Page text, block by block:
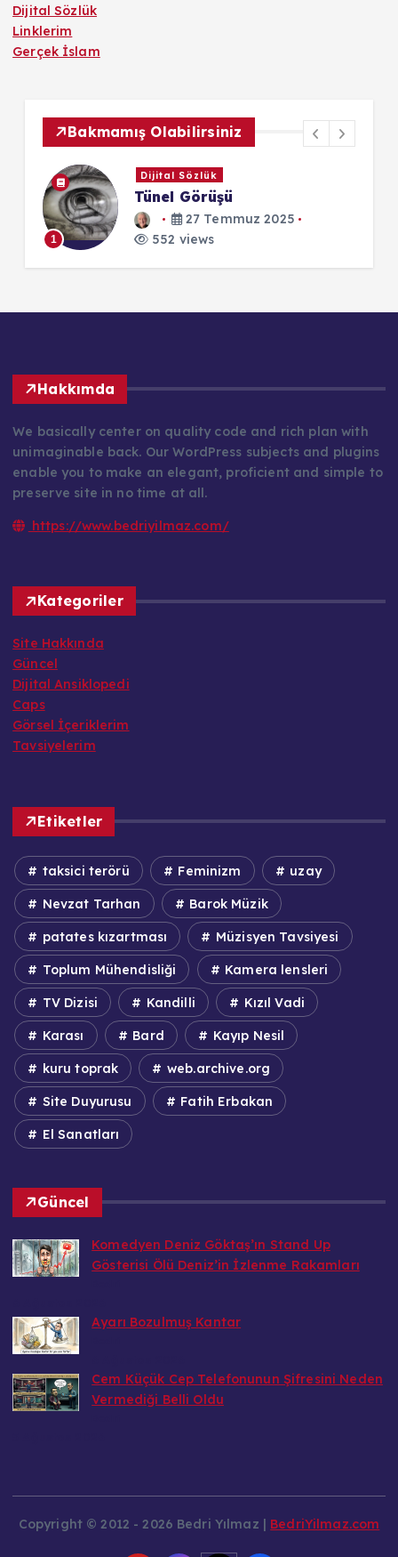
Dijital Sözlük
Linklerim
Gerçek İslam
Bakmamış Olabilirsiniz
1
Dijital Sözlük
Derealizasyon
31 Aralık 2025
552 views
Hakkımda
We basically center on quality code and rich plan with
unimaginable back. Our WordPress subjects and plugins
enable you to make an elegant, proficient and simple to
preserve site in no time at all.
https://www.bedriyilmaz.com/
Kategoriler
Site Hakkında
Güncel
Dijital Ansiklopedi
Caps
Görsel İçeriklerim
Tavsiyelerim
Etiketler
taksici terörü Feminizm uzay
Nevzat Tarhan Barok Müzik
patates kızartması Müzisyen Tavsiyesi
Toplum Mühendisliği Kamera lensleri
TV Dizisi Kandilli Kızıl Vadi
Karası Bard Kayıp Nesil
kuru toprak web.archive.org
Site Duyurusu Fatih Erbakan
El Sanatları
Güncel
Komedyen Deniz Göktaş’ın Stand Up
Gösterisi Ölü Deniz’in İzlenme Rakamları
Ayarı Bozulmuş Kantar
Cem Küçük Cep Telefonunun Şifresini Neden
Vermediği Belli Oldu
Copyright © 2012 - 2026 Bedri Yılmaz | BedriYilmaz.com